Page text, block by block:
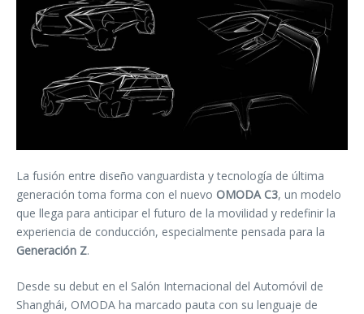
La fusión entre diseño vanguardista y tecnología de última
generación toma forma con el nuevo OMODA C3, un modelo
que llega para anticipar el futuro de la movilidad y redefinir la
experiencia de conducción, especialmente pensada para la
Generación Z.
Desde su debut en el Salón Internacional del Automóvil de
Shanghái, OMODA ha marcado pauta con su lenguaje de